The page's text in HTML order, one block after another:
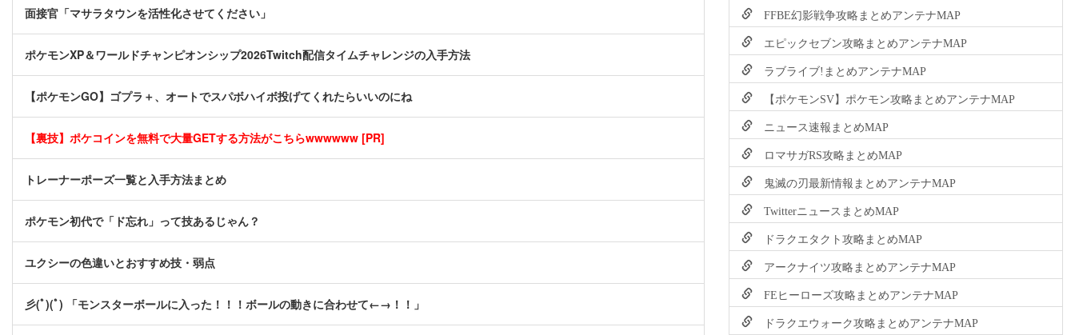
面接官「マサラタウンを活性化させてください」
ポケモンXP＆ワールドチャンピオンシップ2026Twitch配信タイムチャレンジの入手方法
【ポケモンGO】ゴプラ＋、オートでスパボハイボ投げてくれたらいいのにね
【裏技】ポケコインを無料で大量GETする方法がこちらwwwwww [PR]
トレーナーポーズ一覧と入手方法まとめ
ポケモン初代で「ド忘れ」って技あるじゃん？
ユクシーの色違いとおすすめ技・弱点
彡(ﾟ)(ﾟ) 「モンスターボールに入った！！！ボールの動きに合わせて←→！！」
FFBE幻影戦争攻略まとめアンテナMAP
エピックセブン攻略まとめアンテナMAP
ラブライブ!まとめアンテナMAP
【ポケモンSV】ポケモン攻略まとめアンテナMAP
ニュース速報まとめMAP
ロマサガRS攻略まとめMAP
鬼滅の刃最新情報まとめアンテナMAP
TwitterニュースまとめMAP
ドラクエタクト攻略まとめMAP
アークナイツ攻略まとめアンテナMAP
FEヒーローズ攻略まとめアンテナMAP
ドラクエウォーク攻略まとめアンテナMAP